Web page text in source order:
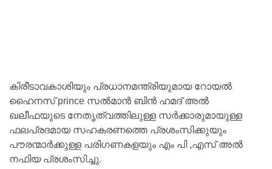
കിരീടാവകാശിയും പ്രധാനമന്ത്രിയുമായ റോയൽ
ഹൈനസ് prince സൽമാൻ ബിൻ ഹമദ് അൽ
ഖലീഫയുടെ നേതൃത്വത്തിലുള്ള സർക്കാരുമായുള്ള
ഫലപ്രദമായ സഹകരണത്തെ പ്രശംസിക്കുയും
പൗരന്മാർക്കുള്ള പരിഗണകളയും എം‌ പി‌ ,എസ് അൽ
നഫിയ പ്രശംസിച്ചു.